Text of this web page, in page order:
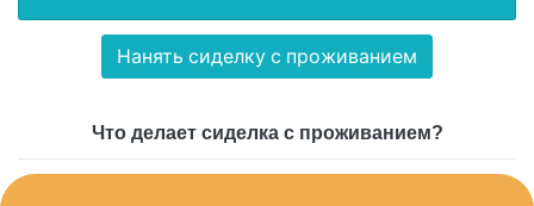
Нанять сиделку c проживанием
Что делает сиделка с проживанием?